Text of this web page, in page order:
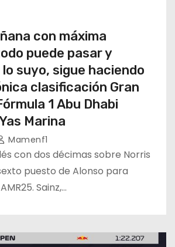
con máxima
puede pasar y
suyo, sigue haciendo
clasificación Gran
1 Abu Dhabi
Marina
Mamenf1
con dos décimas sobre Norris
puesto de Alonso para
Sainz,…